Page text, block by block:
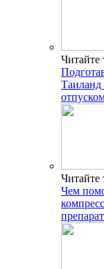
Читайте
Таиланд
Читайте
Чем